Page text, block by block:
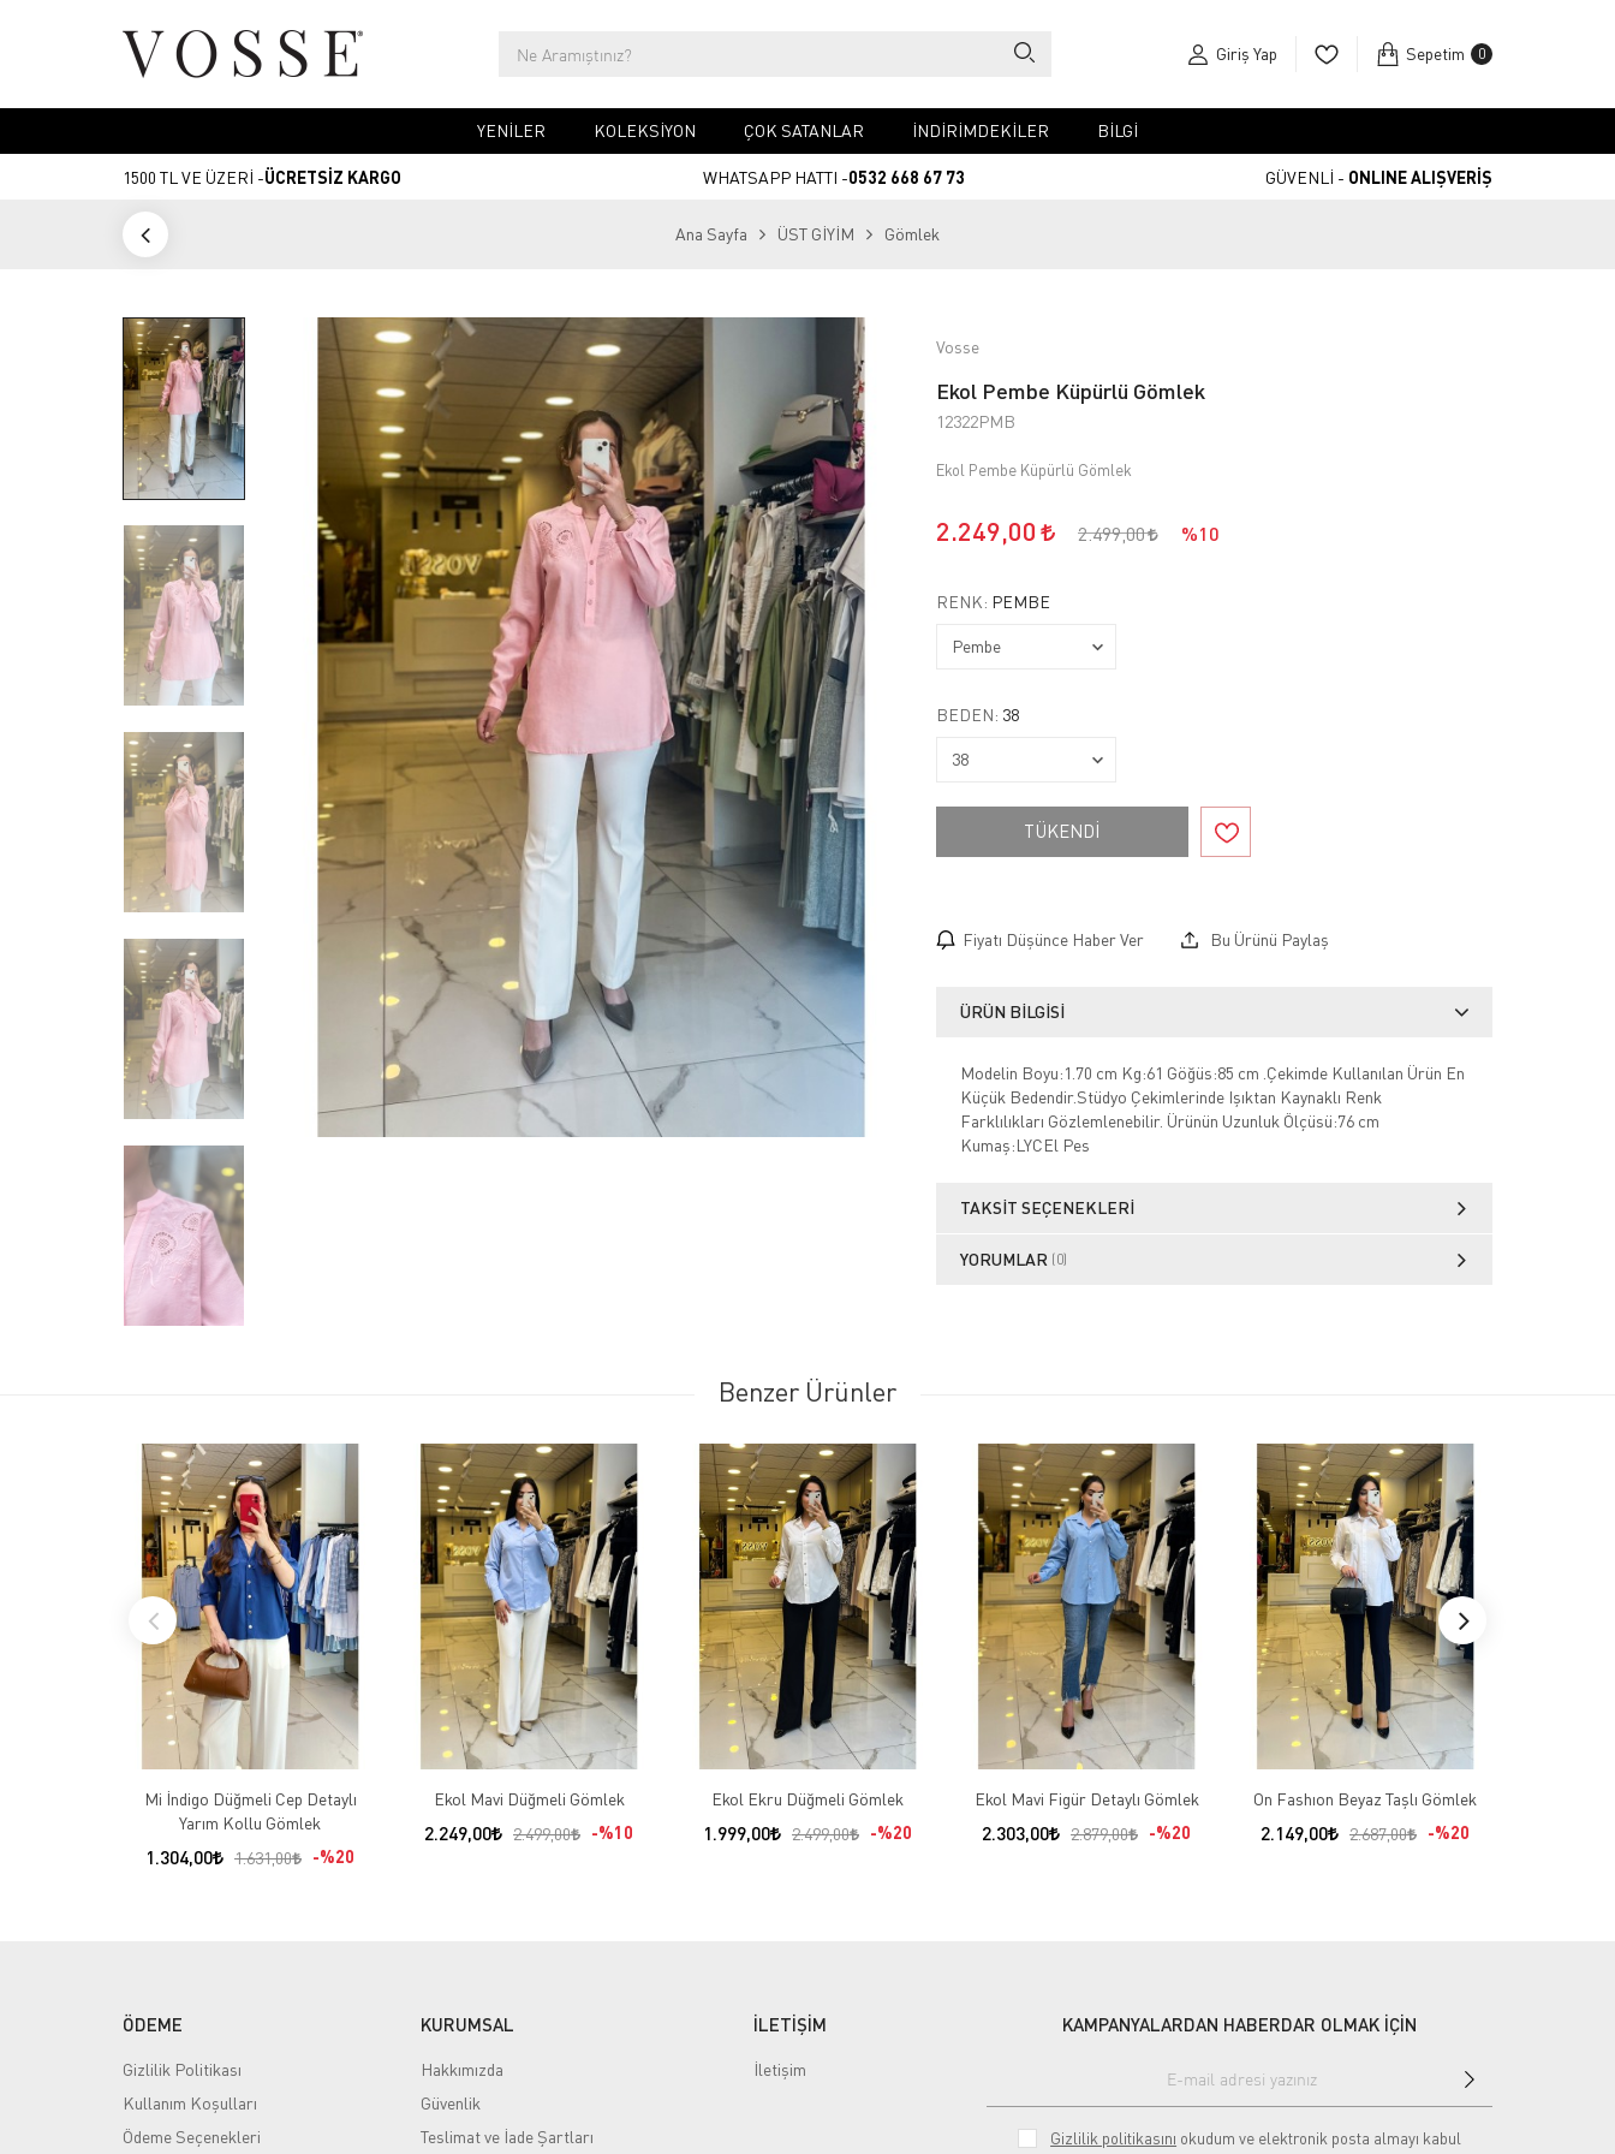
Giriş Yap Sepetim 0
YENİLER KOLEKSİYON ÇOK SATANLAR İNDİRİMDEKİLER BİLGİ
1500 TL VE ÜZERİ -ÜCRETSİZ KARGO WHATSAPP HATTI -0532 668 67 73 GÜVENLİ - ONLINE ALIŞVERİŞ
Ana Sayfa ÜST GİYİM Gömlek
Vosse
Ekol Pembe Küpürlü Gömlek
12322PMB
Ekol Pembe Küpürlü Gömlek
2.249,00 2.499,00 %10
RENK: PEMBE
BEDEN: 38
TÜKENDİ
Fiyatı Düşünce Haber Ver Bu Ürünü Paylaş
ÜRÜN BILGISI
Modelin Boyu:1.70 cm Kg:61 Göğüs:85 cm .Çekimde Kullanılan Ürün En
Küçük Bedendir.Stüdyo Çekimlerinde Işıktan Kaynaklı Renk
Farklılıkları Gözlemlenebilir. Ürünün Uzunluk Ölçüsü:76 cm
Kumaş:LYCEl Pes
TAKSIT SEÇENEKLERI
YORUMLAR (0)
Benzer Ürünler
Mi İndigo Düğmeli Cep Detaylı
Yarım Kollu Gömlek
1.304,00 1.631,00 %20
Ekol Mavi Düğmeli Gömlek
2.249,00 2.499,00 %10
Ekol Ekru Düğmeli Gömlek
1.999,00 2.499,00 %20
Ekol Mavi Figür Detaylı Gömlek
2.303,00 2.879,00 %20
On Fashıon Beyaz Taşlı Gömlek
2.149,00 2.687,00 %20
ÖDEME
Gizlilik Politikası
Kullanım Koşulları
Ödeme Seçenekleri
KURUMSAL
Hakkımızda
Güvenlik
Teslimat ve İade Şartları
İLETİŞİM
İletişim
KAMPANYALARDAN HABERDAR OLMAK İÇİN
Gizlilik politikasını okudum ve elektronik posta almayı kabul